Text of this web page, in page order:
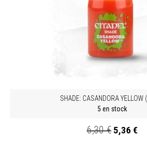
SHADE: CASANDORA YELLOW
5 en stock
6,30 €5,36 €